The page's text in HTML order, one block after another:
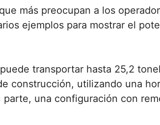
más preocupan a los
ejemplos para mostrar el
transportar hasta 25,2
construcción, utilizando una
una configuración con